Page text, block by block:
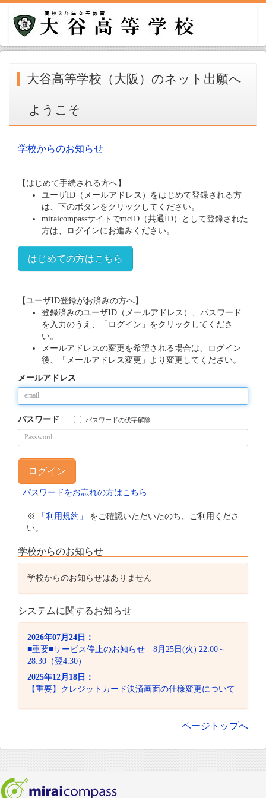
大谷高等学校（大阪）のネット出願へ
ようこそ
学校からのお知らせ
【はじめて手続される方へ】
ユーザID（メールアドレス）をはじめて登録される方
は、下のボタンをクリックしてください。
miraicompassサイトでmcID（共通ID）として登録された
方は、ログインにお進みください。
はじめての方はこちら
【ユーザID登録がお済みの方へ】
登録済みのユーザID（メールアドレス）、パスワード
を入力のうえ、「ログイン」をクリックしてくださ
い。
メールアドレスの変更を希望される場合は、ログイン
後、「メールアドレス変更」より変更してください。
メールアドレス
パスワード パスワードの伏字解除
パスワードをお忘れの方はこちら
※ 「利用規約」
をご確認いただいたのち、ご利用くださ
い。
学校からのお知らせ
学校からのお知らせはありません
システムに関するお知らせ
2026年07月24日：
■重要■サービス停止のお知らせ 8月25日(火) 22:00～
28:30（翌4:30）
2025年12月18日：
【重要】クレジットカード決済画面の仕様変更について
ページトップへ